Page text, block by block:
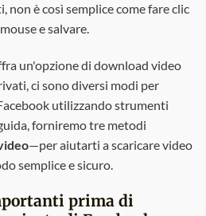
è così semplice come fare clic
e salvare.
un'opzione di download video
ci sono diversi modi per
utilizzando strumenti
forniremo tre metodi
—per aiutarti a scaricare video
semplice e sicuro.
prima di